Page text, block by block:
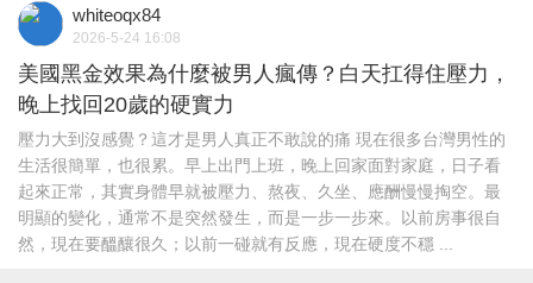
whiteoqx84
2026-5-24 16:08
美國黑金效果為什麼被男人瘋傳？白天扛得住壓力，
晚上找回20歲的硬實力
壓力大到沒感覺？這才是男人真正不敢說的痛 現在很多台灣男性的
生活很簡單，也很累。早上出門上班，晚上回家面對家庭，日子看
起來正常，其實身體早就被壓力、熬夜、久坐、應酬慢慢掏空。最
明顯的變化，通常不是突然發生，而是一步一步來。以前房事很自
然，現在要醞釀很久；以前一碰就有反應，現在硬度不穩 ...